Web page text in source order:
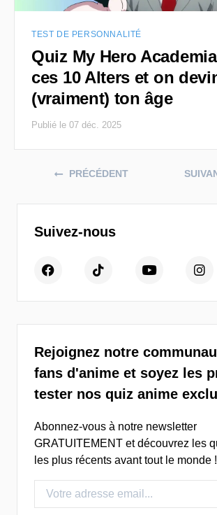
TEST DE PERSONNALITÉ
Quiz My Hero
ces 10 Alters et on
(vraiment) ton âge
Publié le 07 déc. 2025
Posts navigation
PRÉCÉDENT
Suivez-nous
Rejoignez notre
fans d'anime et soyez les
tester nos quiz anime
Abonnez-vous à notre newsletter
GRATUITEMENT et découvrez les
les plus récents avant tout le monde !